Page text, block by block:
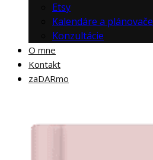
Etsy
Kalendáre a plánovače
Konzultácie
O mne
Kontakt
zaDARmo